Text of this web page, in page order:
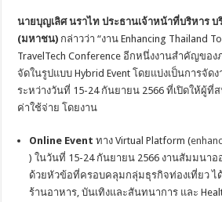
นายบุญเลิศ นราไท ประธานเจ้าหน้าที่บริหาร บ
(มหาชน) กล่าวว่า “งาน Enhancing Thailand
TravelTech Conference อีกหนึ่งงานสำคัญขอ
จัดในรูปแบบ Hybrid Event โดยแบ่งเป็นการจัด
ระหว่างวันที่ 15-24 กันยายน 2566 ที่เปิดให้ผู้ที่
ค่าใช้จ่าย โดยงาน
Online Event ทาง Virtual Platform (
) ในวันที่ 15-24 กันยายน 2566 งานสัมมนา
ด้วยหัวข้อที่ครอบคลุมกลุ่มธุรกิจท่องเที่ยว ได้
ร้านอาหาร, บันเทิงและสันทนาการ และ